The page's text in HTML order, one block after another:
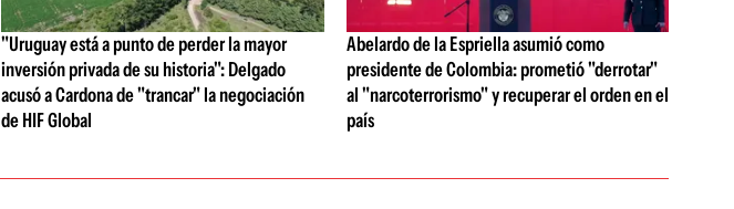
"Uruguay está a punto de perder la mayor
inversión privada de su historia": Delgado
acusó a Cardona de "trancar" la negociación
de HIF Global
Abelardo de la Espriella asumió como
presidente de Colombia: prometió "derrotar"
al "narcoterrorismo" y recuperar el orden en el
país